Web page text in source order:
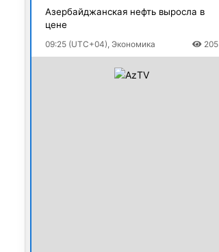
Азербайджанская нефть выросла в
цене
09:25 (UTC+04), Экономика 205